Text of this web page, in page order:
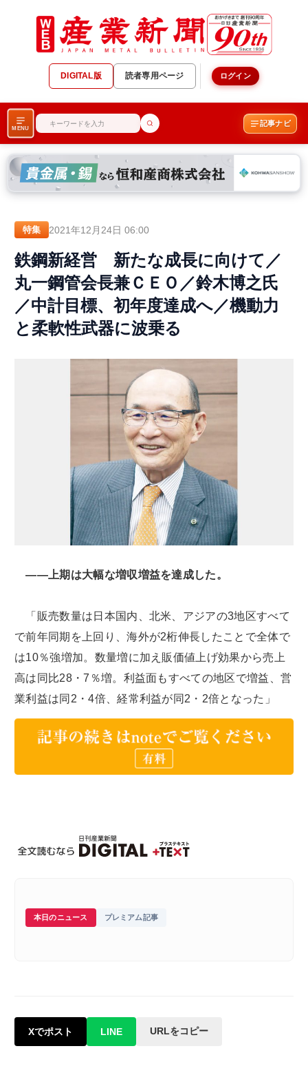
DIGITAL版 読者専用ページ ログイン
MENU
記事ナビ
特集 2021年12月24日 06:00
鉄鋼新経営 新たな成長に向けて／
丸一鋼管会長兼ＣＥＯ／鈴木博之氏
／中計目標、初年度達成へ／機動力
と柔軟性武器に波乗る
――上期は大幅な増収増益を達成した。
「販売数量は日本国内、北米、アジアの3地区すべて
で前年同期を上回り、海外が2桁伸長したことで全体で
は10％強増加。数量増に加え販価値上げ効果から売上
高は同比28・7％増。利益面もすべての地区で増益、営
業利益は同2・4倍、経常利益が同2・2倍となった」
本日のニュース プレミアム記事
Xでポスト LINE URLをコピー